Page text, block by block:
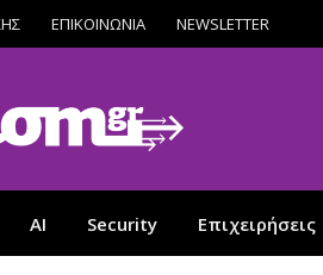
ΕΠΙΚΟΙΝΩΝΙΑ NEWSLETTER
AI Security Επιχειρήσεις